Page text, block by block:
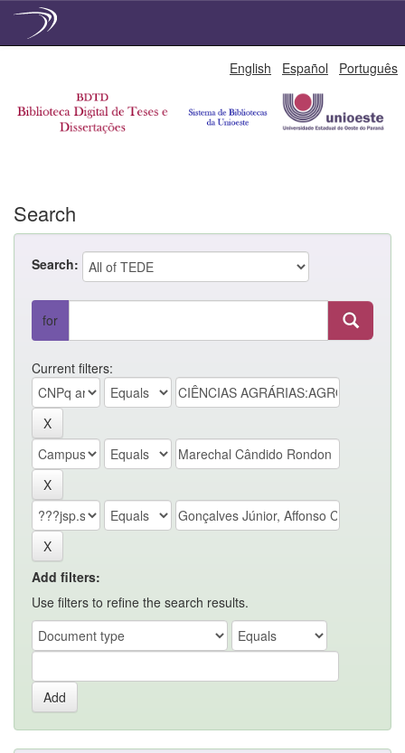
English Español Português
Search
Search:
for
Current filters:
Add filters:
Use filters to refine the search results.